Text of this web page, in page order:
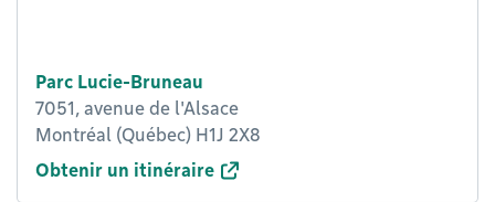
Parc Lucie-Bruneau
7051, avenue de l'Alsace
Montréal (Québec) H1J 2X8
Obtenir un itinéraire